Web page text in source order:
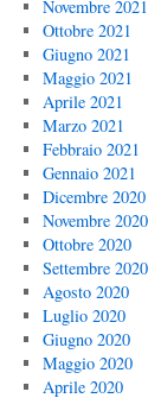
Novembre 2021
Ottobre 2021
Giugno 2021
Maggio 2021
Aprile 2021
Marzo 2021
Febbraio 2021
Gennaio 2021
Dicembre 2020
Novembre 2020
Ottobre 2020
Settembre 2020
Agosto 2020
Luglio 2020
Giugno 2020
Maggio 2020
Aprile 2020